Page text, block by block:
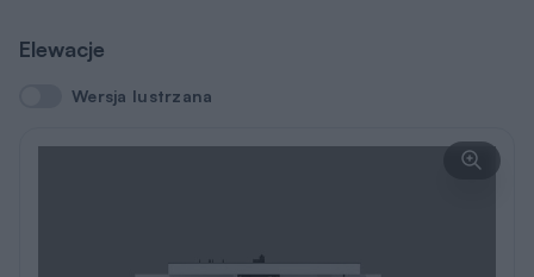
Elewacje
Wersja lustrzana
Wersja lustrzana